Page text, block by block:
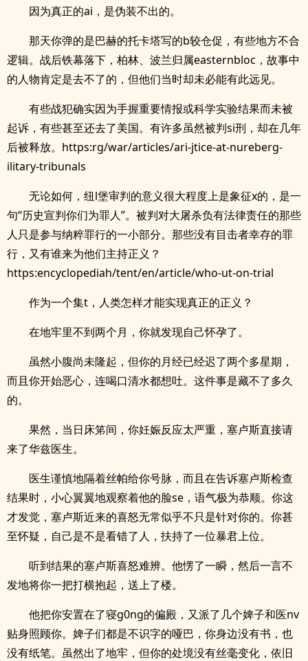
因为真正的ai，是伪装不出的。
那天你弹的是巴赫的托卡塔写的b较仓促，有些地方不合
逻辑。战后铁幕落下，柏林、波兰归属easternbloc，故事中
的人物肯定是去不了的，但他们当时却未必能有此远见。
有些战犯确实因为手握重要情报或科学实验结果而未被
起诉，有些甚至还去了美国。有许多虽然被判si刑，却在几年
后被释放。https:rg/war/articles/ari-jtice-at-nureberg-
ilitary-tribunals
无论如何，纽l堡审判的意义很大程度上是象征x的，是一
句“历史宣判你们为罪人”。被判对大屠杀负有法律责任的那些
人只是参与纳粹罪行的一小部分。那些没有目击者幸存的罪
行，又有谁来为他们主持正义？
https:encyclopediah/tent/en/article/who-ut-on-trial
作为一个集t，人类怎样才能实现真正的正义？
在地牢里不到两个月，你就发现自己怀孕了。
虽然小腹尚未隆起，但你的月经已经迟了两个多星期，
而且你开始恶心，连喝口清水都想吐。这件事是藏不了多久
的。
果然，当日床笫间，你妊娠反应太严重，塞卢斯直接请
来了华兹医生。
医生谨慎地隔着丝帕给你号脉，而且在告诉塞卢斯检查
结果时，小心翼翼地观察着他的脸se，语气极为恭顺。你这
才发觉，塞卢斯近来的喜怒无常似乎不只是针对你的。你甚
至怀疑，自己是不是看错了人，扶持了一位暴君上位。
听到结果的塞卢斯喜怒难辨。他愣了一瞬，然后一言不
发地将你一把打横抱起，送上了楼。
他把你安置在了寝g0ng的偏殿，又派了几个婢子和医nv
贴身照顾你。婢子们都是不识字的哑巴，你身边没有书，也
没有纸笔。虽然出了地牢，但你的处境没有丝毫变化，依旧